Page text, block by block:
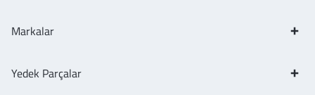
Markalar
Yedek Parçalar